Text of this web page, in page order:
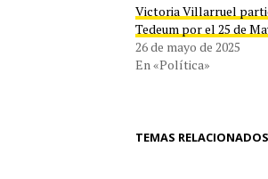
Victoria Villarruel
Tedeum por el 25 de
26 de mayo de 2025
En «Política»
TEMAS RELACIONADOS